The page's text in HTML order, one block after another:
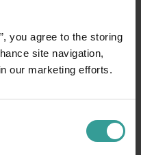
you agree to the storing
site navigation,
our marketing efforts.
inoubliables ou